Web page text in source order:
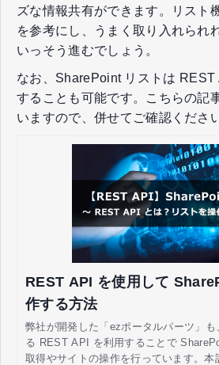
ズな情報共有ができます。リスト
を参考にし、うまく取り入れられ
いっそう進むでしょう。
なお、SharePoint リストは REST
することも可能です。こちらの記
いますので、併せてご確認ください
REST API を使用して
作する方法
弊社が開発した「ezポータルパーツ」
る REST API を利用することで
取得やサイトの操作を行っています。本